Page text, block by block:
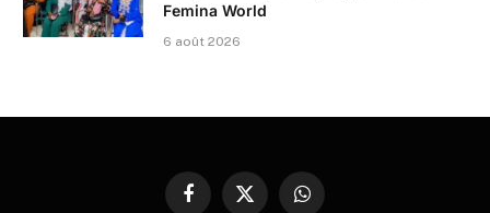
Femina World
6 août 2026
FacebookX WhatsApp